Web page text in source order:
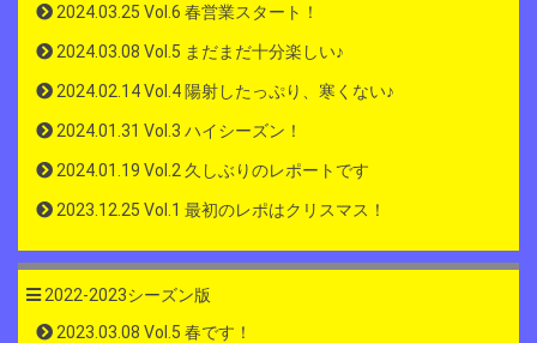
2024.03.25 Vol.6 春営業スタート！
2024.03.08 Vol.5 まだまだ十分楽しい♪
2024.02.14 Vol.4 陽射したっぷり、寒くない♪
2024.01.31 Vol.3 ハイシーズン！
2024.01.19 Vol.2 久しぶりのレポートです
2023.12.25 Vol.1 最初のレポはクリスマス！
2022-2023シーズン版
2023.03.08 Vol.5 春です！